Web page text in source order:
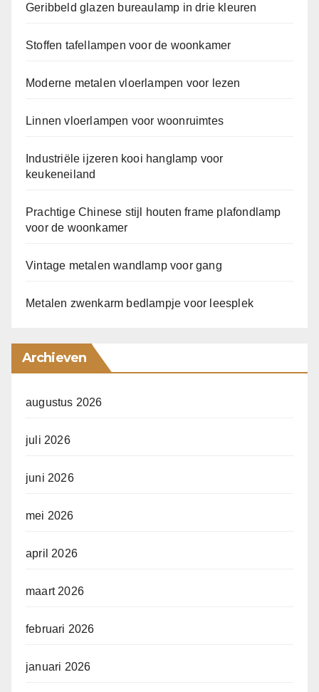
Geribbeld glazen bureaulamp in drie kleuren
Stoffen tafellampen voor de woonkamer
Moderne metalen vloerlampen voor lezen
Linnen vloerlampen voor woonruimtes
Industriële ijzeren kooi hanglamp voor
keukeneiland
Prachtige Chinese stijl houten frame plafondlamp
voor de woonkamer
Vintage metalen wandlamp voor gang
Metalen zwenkarm bedlampje voor leesplek
Archieven
augustus 2026
juli 2026
juni 2026
mei 2026
april 2026
maart 2026
februari 2026
januari 2026